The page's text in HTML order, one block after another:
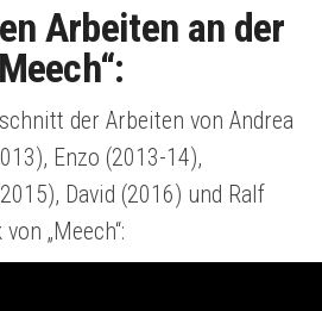
Arbeiten an der
der Arbeiten von Andrea
Enzo (2013-14),
David (2016) und Ralf
„Meech“: